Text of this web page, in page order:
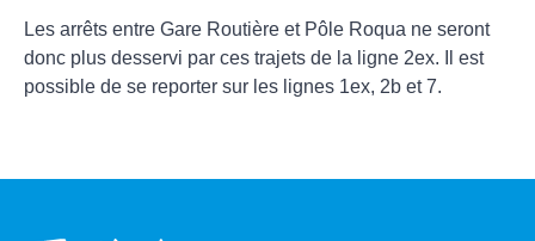
Les arrêts entre Gare Routière et Pôle Roqua ne seront
donc plus desservi par ces trajets de la ligne 2ex. Il est
possible de se reporter sur les lignes 1ex, 2b et 7.